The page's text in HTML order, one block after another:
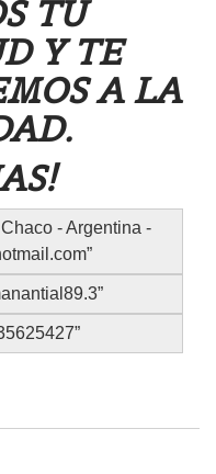
TU
Y TE
A LA
- Argentina -